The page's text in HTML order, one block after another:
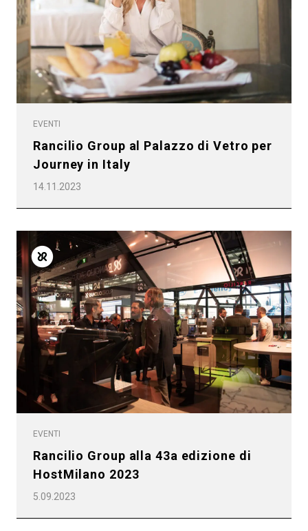
EVENTI
Rancilio Group al Palazzo di Vetro per
Journey in Italy
14.11.2023
EVENTI
Rancilio Group alla 43a edizione di
HostMilano 2023
5.09.2023